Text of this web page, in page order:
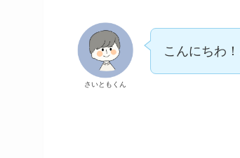
さいともくん
こんにちわ